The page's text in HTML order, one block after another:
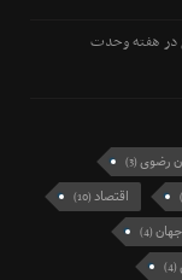
در هفته وحدت
رضوی(3)
اقتصاد(10)
(4)
(4)